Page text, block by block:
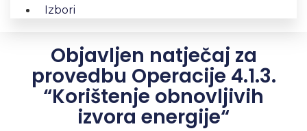
Izbori
Objavljen natječaj za
provedbu Operacije 4.1.3.
“Korištenje obnovljivih
izvora energije“